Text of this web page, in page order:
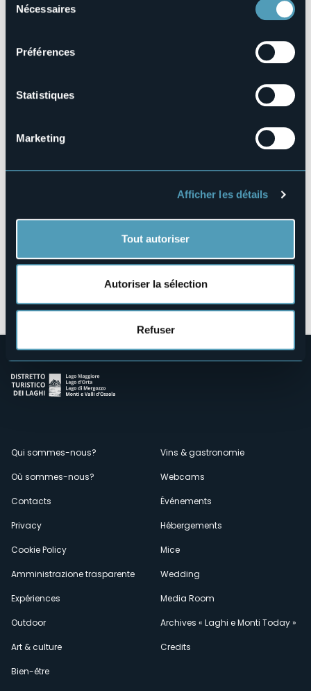
manière de les gérer et de les supprimer,
cliquez ici
Nécessaires
Préférences
Statistiques
Marketing
Afficher les détails
Tout autoriser
Autoriser la sélection
Refuser
+39 0322 48294
archeomuseo@comune.arona.no.it
Piazza San Graziano,36
28041 - Arona (NO)
Ouvrir la carte
Menù
secondario
Qui sommes-nous?
Où sommes-nous?
Contacts
Privacy
Cookie Policy
Amministrazione trasparente
Expériences
Outdoor
Art & culture
Bien-être
Vins & gastronomie
Webcams
Événements
Hébergements
Mice
Wedding
Media Room
Archives « Laghi e Monti Today »
Credits